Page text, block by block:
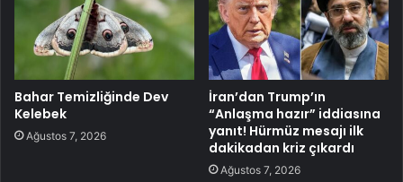
Bahar Temizliğinde Dev
Kelebek
Ağustos 7, 2026
İran’dan Trump’ın
“Anlaşma hazır” iddiasına
yanıt! Hürmüz mesajı ilk
dakikadan kriz çıkardı
Ağustos 7, 2026